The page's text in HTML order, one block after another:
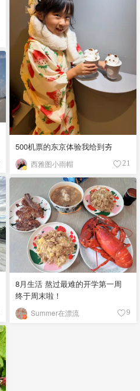
500机票的东京体验我给到夯
西雅图小雨帽 21
8月生活 熬过最难的开学第一周
终于周末啦！
Summer在漂流 9